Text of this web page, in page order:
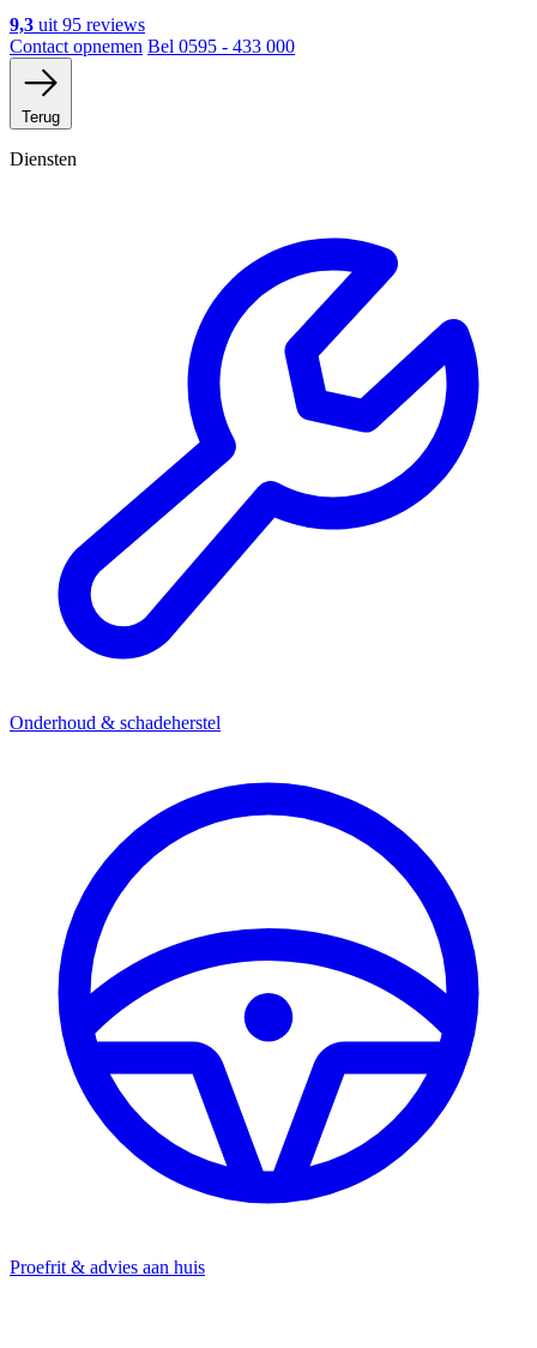
9,3 uit 95 reviews
Contact opnemen Bel 0595 - 433 000
Terug
Diensten
Onderhoud & schadeherstel
Proefrit & advies aan huis